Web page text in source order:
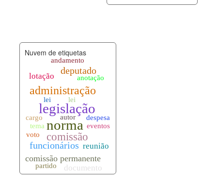
palavras_chave.xml 07-08-
legislacao_norma_anotacoes.xml
Nuvem de etiquetas